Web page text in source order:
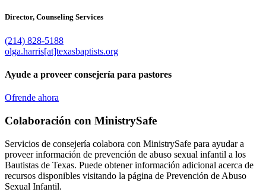
Director, Counseling Services
(214) 828-5188
olga.harris[at]texasbaptists.org
Ayude a proveer consejería para pastores
Ofrende ahora
Colaboración con MinistrySafe
Servicios de consejería colabora con MinistrySafe para ayudar a
proveer información de prevención de abuso sexual infantil a los
Bautistas de Texas. Puede obtener información adicional acerca de
recursos disponibles visitando la página de Prevención de Abuso
Sexual Infantil.